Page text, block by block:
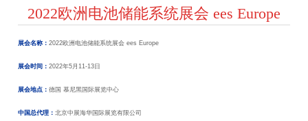
2022欧洲电池储能系统展会 ees Europe
展会名称：2022欧洲电池储能系统展会 ees Europe
展会时间：2022年5月11-13 日
展会地点：德国 慕尼黑国际展览中心
中国总代理：北京中展海华国际展览有限公司